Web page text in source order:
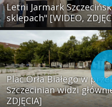
Letni Jarmark
sklepach" [WIDEO,
Plac Orła Białego w
Szczecinian widzi
ZDJĘCIA]